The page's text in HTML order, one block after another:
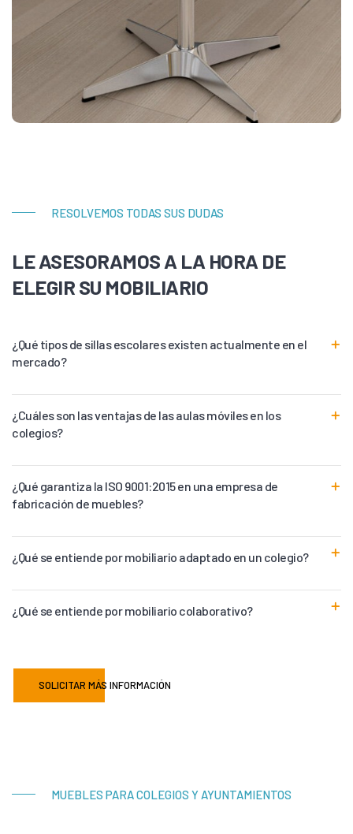
RESOLVEMOS TODAS SUS DUDAS
LE ASESORAMOS A LA HORA DE
ELEGIR SU MOBILIARIO
¿Qué tipos de sillas escolares existen actualmente en el
mercado?
¿Cuáles son las ventajas de las aulas móviles en los
colegios?
¿Qué garantiza la ISO 9001:2015 en una empresa de
fabricación de muebles?
¿Qué se entiende por mobiliario adaptado en un colegio?
¿Qué se entiende por mobiliario colaborativo?
SOLICITAR MÁS INFORMACIÓN
MUEBLES PARA COLEGIOS Y AYUNTAMIENTOS